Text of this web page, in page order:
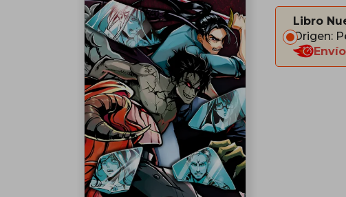
Libro
Origen: